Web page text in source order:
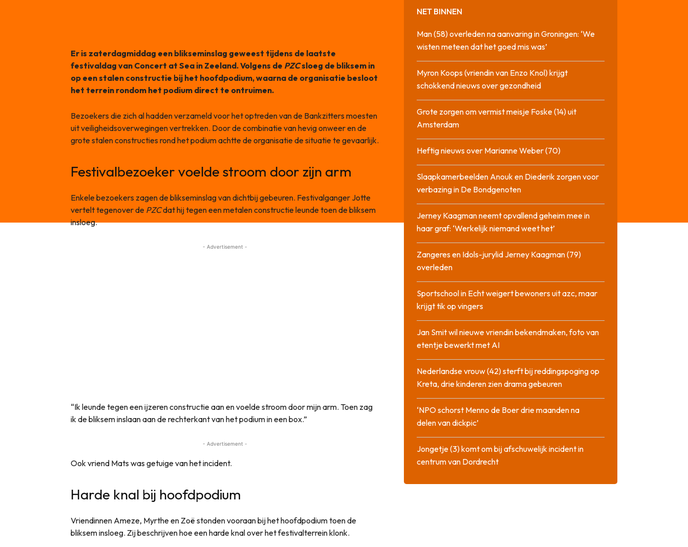
Er is zaterdagmiddag een blikseminslag geweest tijdens de laatste
festivaldag van Concert at Sea in Zeeland. Volgens de PZCsloeg de bliksem in
op een stalen constructie bij het hoofdpodium, waarna de organisatie besloot
het terrein rondom het podium direct te ontruimen.
Bezoekers die zich al hadden verzameld voor het optreden van de Bankzitters moesten
uit veiligheidsoverwegingen vertrekken. Door de combinatie van hevig onweer en de
grote stalen constructies rond het podium achtte de organisatie de situatie te gevaarlijk.
Festivalbezoeker voelde stroom door zijn arm
Enkele bezoekers zagen de blikseminslag van dichtbij gebeuren. Festivalganger Jotte
vertelt tegenover de PZCdat hij tegen een metalen constructie leunde toen de bliksem
insloeg.
- Advertisement -
“Ik leunde tegen een ijzeren constructie aan en voelde stroom door mijn arm. Toen zag
ik de bliksem inslaan aan de rechterkant van het podium in een box.”
- Advertisement -
Ook vriend Mats was getuige van het incident.
Harde knal bij hoofdpodium
Vriendinnen Ameze, Myrthe en Zoë stonden vooraan bij het hoofdpodium toen de
bliksem insloeg. Zij beschrijven hoe een harde knal over het festivalterrein klonk.
NET BINNEN
Man (58) overleden na aanvaring in Groningen: ‘We
wisten meteen dat het goed mis was’
Myron Koops (vriendin van Enzo Knol) krijgt
schokkend nieuws over gezondheid
Grote zorgen om vermist meisje Foske (14) uit
Amsterdam
Heftig nieuws over Marianne Weber (70)
Slaapkamerbeelden Anouk en Diederik zorgen voor
verbazing in De Bondgenoten
Jerney Kaagman neemt opvallend geheim mee in
haar graf: ‘Werkelijk niemand weet het’
Zangeres en Idols-jurylid Jerney Kaagman (79)
overleden
Sportschool in Echt weigert bewoners uit azc, maar
krijgt tik op vingers
Jan Smit wil nieuwe vriendin bekendmaken, foto van
etentje bewerkt met AI
Nederlandse vrouw (42) sterft bij reddingspoging op
Kreta, drie kinderen zien drama gebeuren
‘NPO schorst Menno de Boer drie maanden na
delen van dickpic’
Jongetje (3) komt om bij afschuwelijk incident in
centrum van Dordrecht